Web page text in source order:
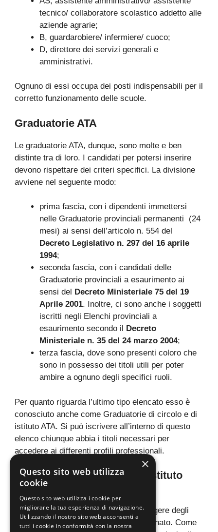
tecnico/ collaboratore scolastico addetto alle
aziende agrarie;
B, guardarobiere/ infermiere/ cuoco;
D, direttore dei servizi generali e
amministrativi.
Ognuno di essi occupa dei posti indispensabili per il
corretto funzionamento delle scuole.
Graduatorie ATA
Le graduatorie ATA, dunque, sono molte e ben
distinte tra di loro. I candidati per potersi inserire
devono rispettare dei criteri specifici. La divisione
avviene nel seguente modo:
prima fascia, con i dipendenti immettersi
nelle Graduatorie provinciali permanenti (24
mesi) ai sensi dell’articolo n. 554 del
Decreto Legislativo n. 297 del 16 aprile
1994;
seconda fascia, con i candidati delle
Graduatorie provinciali a esaurimento ai
sensi del Decreto Ministeriale 75 del 19
Aprile 2001. Inoltre, ci sono anche i soggetti
iscritti negli Elenchi provinciali a
esaurimento secondo il Decreto
Ministeriale n. 35 del 24 marzo 2004;
terza fascia, dove sono presenti coloro che
sono in possesso dei titoli utili per poter
ambire a ognuno degli specifici ruoli.
Per quanto riguarda l’ultimo tipo elencato esso è
conosciuto anche come Graduatorie di circolo e di
istituto ATA. Si può iscrivere all’interno di questo
elenco chiunque abbia i titoli necessari per
accedere ai differenti profili professionali.
Graduatorie di circolo e di istituto
ATA
Con tale registrazione è possibile svolgere degli
incarichi di supplenza a tempo determinato. Come
×
Questo sito web utilizza
cookie
Questo sito web utilizza i cookie per
migliorare la tua esperienza di navigazione.
Utilizzando il nostro sito web acconsenti a
tutti i cookie in conformità con la nostra